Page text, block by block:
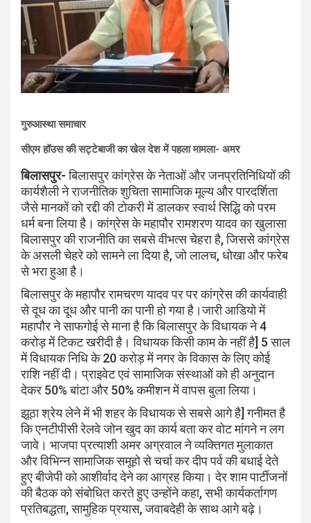
गुरुआस्था समाचार
सीएम हॉउस की सट्टेबाजी का खेल देश में पहला मामला- अमर
बिलासपुर-बिलासपुर कांग्रेस के नेताओं और जनप्रतिनिधियों की
कार्यशैली ने राजनीतिक शुचिता सामाजिक मूल्य और पारदर्शिता
जैसे मानकों को रद्दी की टोकरी में डालकर स्वार्थ सिद्धि को परम
धर्म बना लिया है। कांग्रेस के महापौर रामशरण यादव का खुलासा
बिलासपुर की राजनीति का सबसे वीभत्स चेहरा है, जिससे कांग्रेस
के असली चेहरे को सामने ला दिया है, जो लालच, धोखा और फरेब
से भरा हुआ है।
बिलासपुर के महापौर रामचरण यादव पर पर कांग्रेस की कार्यवाही
से दूध का दूध और पानी का पानी हो गया है।जारी आडियो में
महापौर ने साफगोई से माना है कि बिलासपुर के विधायक ने 4
करोड़ में टिकट खरीदी है। विधायक किसी काम के नहीं है] 5 साल
में विधायक निधि के 20 करोड़ में नगर के विकास के लिए कोई
राशि नहीं दी। प्राइवेट एवं सामाजिक संस्थाओं को ही अनुदान
देकर 50% बांटा और 50% कमीशन में वापस बुला लिया।
झूठा श्रेय लेने में भी शहर के विधायक से सबसे आगे है] गनीमत है
कि एनटीपीसी रेलवे जोन खुद का कार्य बता कर वोट मांगने न लग
जावे। भाजपा प्रत्याशी अमर अग्रवाल ने व्यक्तिगत मुलाकात
और विभिन्न सामाजिक समूहो से चर्चा कर दीप पर्व की बधाई देते
हुए बीजेपी को आशीर्वाद देने का आग्रह किया। देर शाम पार्टीजनों
की बैठक को संबोधित करते हुए उन्होंने कहा, सभी कार्यकर्तागण
प्रतिबद्धता, सामुहिक प्रयास, जवाबदेही के साथ आगे बढ़े।